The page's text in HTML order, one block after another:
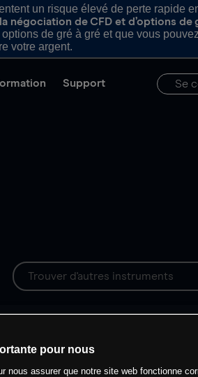
un risque élevé de perte rapide
négociation de CFD et d’options
de gré à gré et que vous
votre argent.
Support Se
pour nous
nous assurer que notre site web fonctionne